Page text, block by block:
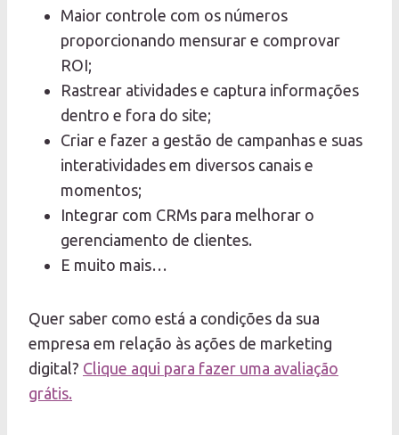
Maior controle com os números
proporcionando mensurar e comprovar
ROI;
Rastrear atividades e captura informações
dentro e fora do site;
Criar e fazer a gestão de campanhas e suas
interatividades em diversos canais e
momentos;
Integrar com CRMs para melhorar o
gerenciamento de clientes.
E muito mais…
Quer saber como está a condições da sua
empresa em relação às ações de marketing
digital? Clique aqui para fazer uma avaliação
grátis.